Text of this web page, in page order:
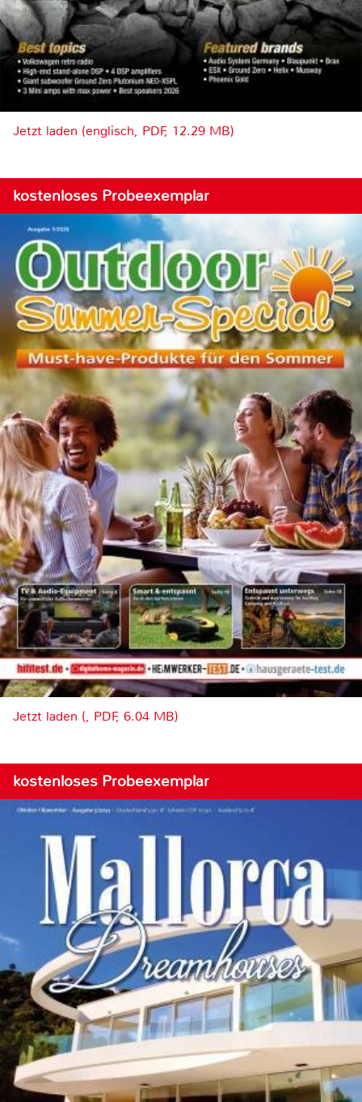
Jetzt laden (englisch, PDF, 12.29 MB)
kostenloses Probeexemplar
Jetzt laden (, PDF, 6.04 MB)
kostenloses Probeexemplar